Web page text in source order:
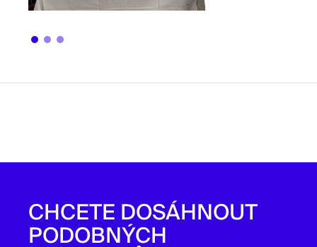
CHCETE DOSÁHNOUT
PODOBNÝCH